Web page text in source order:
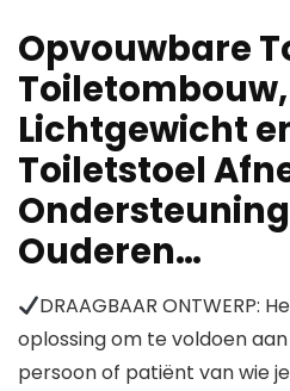
Opvouwbare
Toiletombouw,
Lichtgewicht
Toiletstoel
Ouderen…
DRAAGBAAR ONTWERP:
oplossing om te voldoen
persoon of patiënt van wie